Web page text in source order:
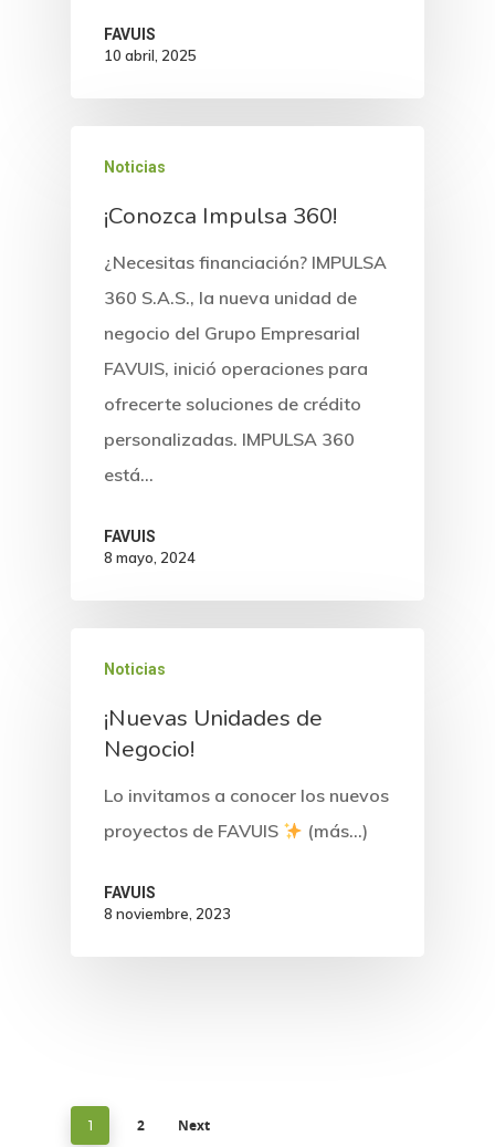
FAVUIS
10 abril, 2025
Noticias
¡Conozca Impulsa 360!
¿Necesitas financiación? IMPULSA
360 S.A.S., la nueva unidad de
negocio del Grupo Empresarial
FAVUIS, inició operaciones para
ofrecerte soluciones de crédito
personalizadas. IMPULSA 360
está…
FAVUIS
8 mayo, 2024
Noticias
¡Nuevas Unidades de
Negocio!
Lo invitamos a conocer los nuevos
proyectos de FAVUIS
(más…)
FAVUIS
8 noviembre, 2023
1 2 Next